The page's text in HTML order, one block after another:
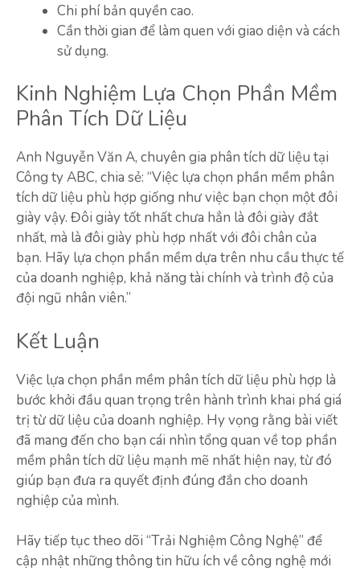
Chi phí bản quyền cao.
Cần thời gian để làm quen với giao diện và cách
sử dụng.
Kinh Nghiệm Lựa Chọn Phần Mềm
Phân Tích Dữ Liệu
Anh Nguyễn Văn A, chuyên gia phân tích dữ liệu tại
Công ty ABC, chia sẻ: “Việc lựa chọn phần mềm phân
tích dữ liệu phù hợp giống như việc bạn chọn một đôi
giày vậy. Đôi giày tốt nhất chưa hẳn là đôi giày đắt
nhất, mà là đôi giày phù hợp nhất với đôi chân của
bạn. Hãy lựa chọn phần mềm dựa trên nhu cầu thực tế
của doanh nghiệp, khả năng tài chính và trình độ của
đội ngũ nhân viên.”
Kết Luận
Việc lựa chọn phần mềm phân tích dữ liệu phù hợp là
bước khởi đầu quan trọng trên hành trình khai phá giá
trị từ dữ liệu của doanh nghiệp. Hy vọng rằng bài viết
đã mang đến cho bạn cái nhìn tổng quan về top phần
mềm phân tích dữ liệu mạnh mẽ nhất hiện nay, từ đó
giúp bạn đưa ra quyết định đúng đắn cho doanh
nghiệp của mình.
Hãy tiếp tục theo dõi “Trải Nghiệm Công Nghệ” để
cập nhật những thông tin hữu ích về công nghệ mới